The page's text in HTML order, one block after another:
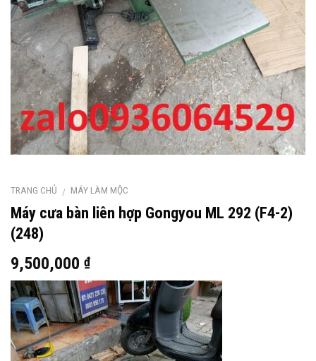
TRANG CHỦ / MÁY LÀM MỘC
Máy cưa bàn liên hợp Gongyou ML 292 (F4-2)
(248)
9,500,000 ₫